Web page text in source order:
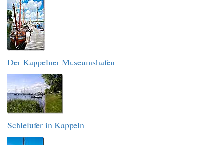
Der Kappelner Museumshafen
Schleiufer in Kappeln